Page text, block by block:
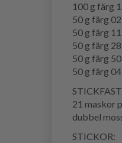
100 g färg
50 g färg
50 g färg
50 g färg
50 g färg
50 g färg
21 maskor
dubbel
STICKOR: